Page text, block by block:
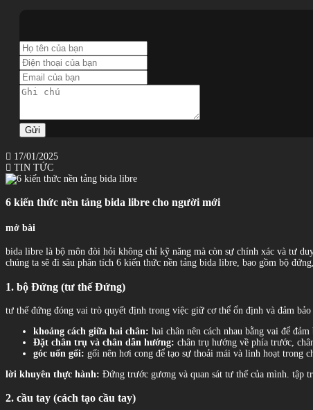
Gửi
17/01/2025
TIN TỨC
6 kiến thức nền tảng bida libre cho người mới
mở bài
bida libre là bộ môn đòi hỏi không chỉ kỹ năng mà còn sự chính xác và tư
chúng ta sẽ đi sâu phân tích 6 kiến thức nền tảng bida libre, bao gồm bộ
1. bộ Đứng (tư thế Đứng)
tư thế đứng đóng vai trò quyết định trong việc giữ cơ thể ổn định và đảm
khoảng cách giữa hai chân: hai chân nên cách nhau bằng vai để
Đặt chân trụ và chân dẫn hướng: chân trụ hướng về phía trước,
góc uốn gối: gối nên hơi cong để tạo sự thoải mái và linh hoạt trong
lời khuyên thực hành: Đứng trước gương và quan sát tư thế của mình. tập
2. cầu tay (cách tạo cầu tay)